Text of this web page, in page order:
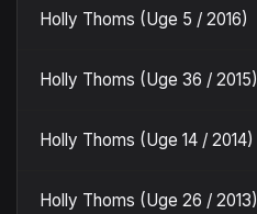
Holly Thoms (Uge 5 / 2016)
Holly Thoms (Uge 36 / 2015)
Holly Thoms (Uge 14 / 2014)
Holly Thoms (Uge 26 / 2013)